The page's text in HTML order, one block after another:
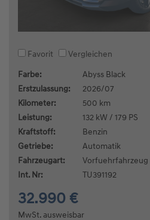
Favorit
Vergleichen
Farbe:
Abyss Black
Erstzulassung:
2026/07
Kilometer:
500 km
Leistung:
132 kW / 179 PS
Kraftstoff:
Benzin
Getriebe:
Automatik
Fahrzeugart:
Vorfuehrfahrzeug
Int. Nr:
TU391192
32.990 €
MwSt. ausweisbar